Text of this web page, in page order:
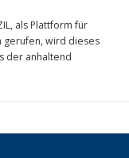
als Plattform für
gerufen, wird dieses
der anhaltend